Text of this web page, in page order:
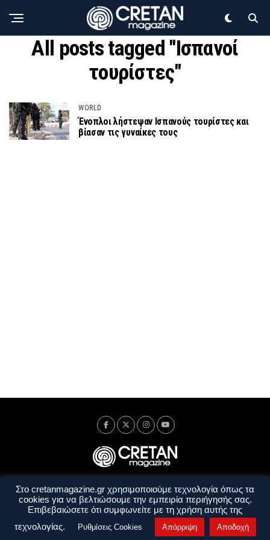
All posts tagged "Ισπανοί
τουρίστες"
WORLD
Ένοπλοι λήστεψαν Ισπανούς τουρίστες και
βίασαν τις γυναίκες τους
Ταυτότητα Πολιτική Απορρήτου
Όροι Χρήσης
Όροι και Προϋποθέσεις
Στο cretanmagazine.gr χρησιμοποιούμε τεχνολογία όπως τα
cookies για να βελτιώσουμε την εμπειρία περιήγησής σας.
Επιβεβαιώσετε ότι συμφωνείτε με τη χρήση αυτής της
τεχνολογίας.
Ρυθμίσεις Cookies Απόρριψη Αποδοχή